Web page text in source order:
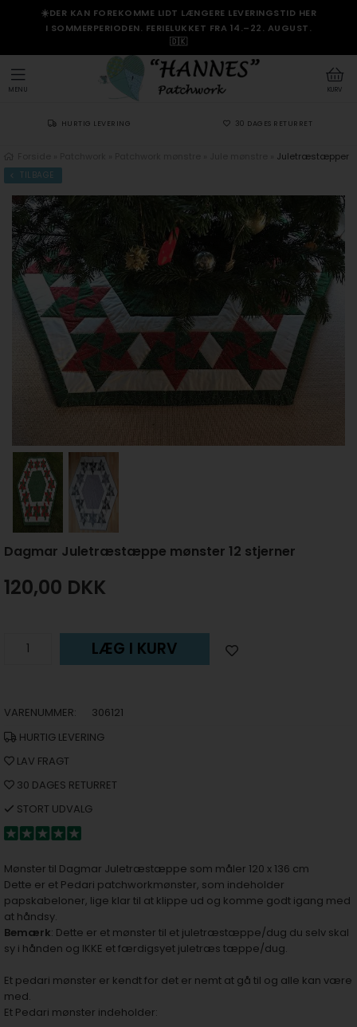
☀️DER KAN FOREKOMME LIDT LÆNGERE LEVERINGSTID HER
I SOMMERPERIODEN. FERIELUKKET FRA 14.–22. AUGUST.
🇩🇰
KURV
MENU
HURTIG LEVERING 30 DAGES RETURRET
Juletræstæpper
TILBAGE
Dagmar Juletræstæppe mønster 12 stjerner
120,00 DKK
LÆG I KURV
VARENUMMER:
306121
HURTIG LEVERING
LAV FRAGT
30 DAGES RETURRET
STORT UDVALG
Mønster til Dagmar Juletræstæppe som måler 120 x 136 cm
Dette er et Pedari patchworkmønster, som indeholder
papskabeloner, lige klar til at klippe ud og komme godt igang med
at håndsy.
Bemærk: Dette er et mønster til et juletræstæppe/dug du selv skal
sy i hånden og IKKE et færdigsyet juletræs tæppe/dug.
Et pedari mønster er kendt for det er nemt at gå til og alle kan være
med.
Et Pedari mønster indeholder: